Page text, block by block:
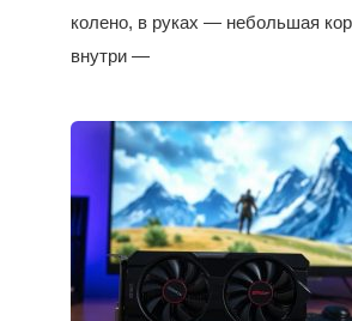
колено, в руках — небольшая
внутри —